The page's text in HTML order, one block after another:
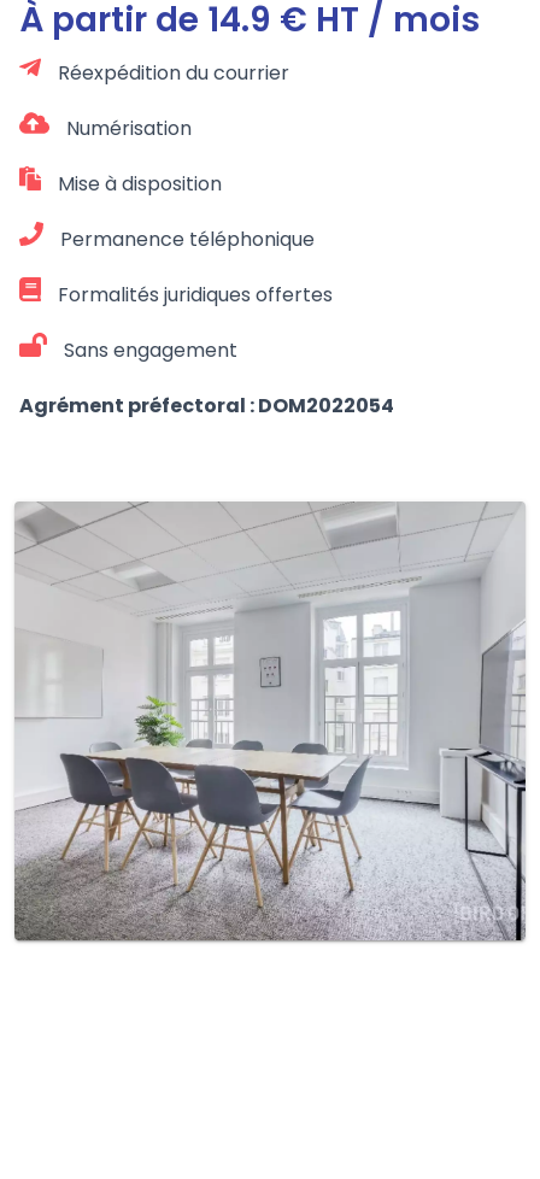
À partir de 14.9 € HT / mois
Réexpédition du courrier
Numérisation
Mise à disposition
Permanence téléphonique
Formalités juridiques offertes
Sans engagement
Agrément préfectoral : DOM2022054